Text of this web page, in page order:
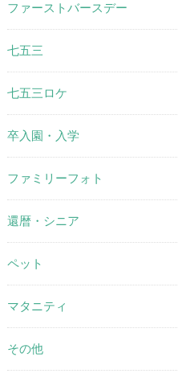
ファーストバースデー
七五三
七五三ロケ
卒入園・入学
ファミリーフォト
還暦・シニア
ペット
マタニティ
その他